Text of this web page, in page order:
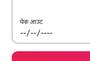
चेक आउट